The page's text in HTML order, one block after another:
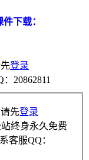
下载：
登录
20862811
先登录
终身永久免费
客服QQ：